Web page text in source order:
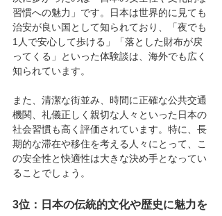
習慣への魅力」です。日本は世界的に見ても
治安が良い国として知られており、「夜でも
1人で安心して歩ける」「落とした財布が戻
ってくる」といった体験談は、海外でも広く
知られています。
また、清潔な街並み、時間に正確な公共交通
機関、礼儀正しく親切な人々といった日本の
社会習慣も高く評価されています。特に、長
期的な滞在や移住を考える人々にとって、こ
の安全性と快適性は大きな決め手となってい
ることでしょう。
3位：日本の伝統的文化や歴史に魅力を